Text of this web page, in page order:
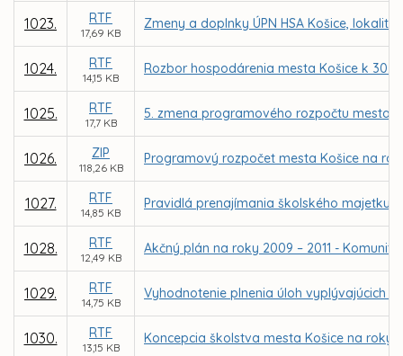
1023. RTF
17,69 KB
Zmeny a doplnky ÚPN HSA Košice, lokalita
1024. RTF
14,15 KB
Rozbor hospodárenia mesta Košice k
1025. RTF
17,7 KB
5. zmena programového rozpočtu mesta
1026. ZIP
118,26 KB
Programový rozpočet mesta Košice na
1027. RTF
14,85 KB
Pravidlá prenajímania školského majetku
1028. RTF
12,49 KB
Akčný plán na roky 2009 – 2011 -
1029. RTF
14,75 KB
Vyhodnotenie plnenia úloh vyplývajúcich
1030. RTF
13,15 KB
Koncepcia školstva mesta Košice na roky